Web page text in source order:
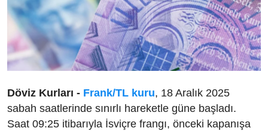
Döviz Kurları - Frank/TL kuru, 18 Aralık 2025
sabah saatlerinde sınırlı hareketle güne başladı.
Saat 09:25 itibarıyla İsviçre frangı, önceki kapanışa